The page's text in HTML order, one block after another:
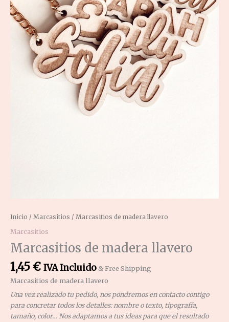
Inicio / Marcasitios / Marcasitios de madera llavero
Marcasitios
Marcasitios de madera llavero
1,45€ IVA Incluido& Free Shipping
Marcasitios de madera llavero
Una vez realizado tu pedido, nos pondremos en contacto contigo
para concretar todos los detalles: nombre o texto, tipografía,
tamaño, color… Nos adaptamos a tus ideas para que el resultado